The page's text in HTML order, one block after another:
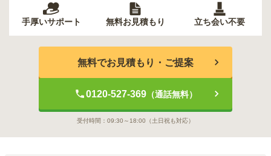
手厚いサポート 無料お見積もり 立ち会い不要
無料でお見積もり・ご提案
0120-527-369（通話無料）
受付時間： 09:30～18:00 （土日祝も対応）